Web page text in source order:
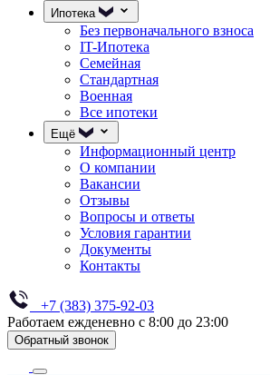
Ипотека
Без первоначального взноса
IT-Ипотека
Семейная
Стандартная
Военная
Все ипотеки
Ещё
Информационный центр
О компании
Вакансии
Отзывы
Вопросы и ответы
Условия гарантии
Документы
Контакты
+7 (383) 375-92-03
Работаем ежденевно с 8:00 до 23:00
Обратный звонок